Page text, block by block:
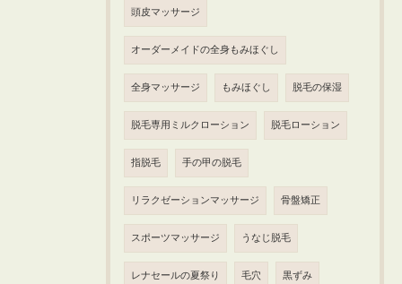
頭皮マッサージ
オーダーメイドの全身もみほぐし
全身マッサージ もみほぐし 脱毛の保湿
脱毛専用ミルクローション 脱毛ローション
指脱毛 手の甲の脱毛
リラクゼーションマッサージ 骨盤矯正
スポーツマッサージ うなじ脱毛
レナセールの夏祭り 毛穴 黒ずみ